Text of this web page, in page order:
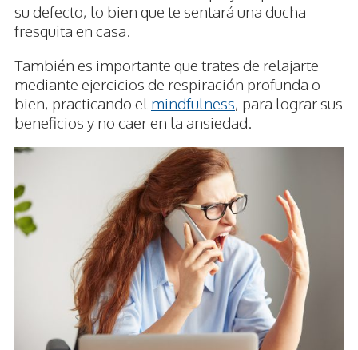
su defecto, lo bien que te sentará una ducha
fresquita en casa.
También es importante que trates de relajarte
mediante ejercicios de respiración profunda o
bien, practicando el mindfulness, para lograr sus
beneficios y no caer en la ansiedad.